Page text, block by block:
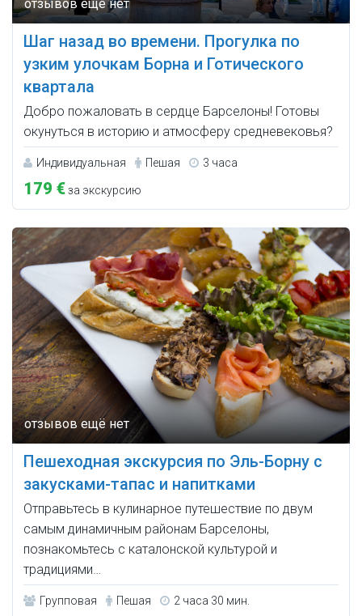
Шаг назад во времени. Прогулка по
узким улочкам Борна и Готического
квартала
Добро пожаловать в сердце Барселоны! Готовы
окунуться в историю и атмосферу средневековья?
Индивидуальная Пешая 3 часа
179 €за экскурсию
Пешеходная экскурсия по Эль-Борну с
закусками-тапас и напитками
Отправьтесь в кулинарное путешествие по двум
самым динамичным районам Барселоны,
познакомьтесь с каталонской культурой и
традициями…
Групповая Пешая 2 часа 30 мин.